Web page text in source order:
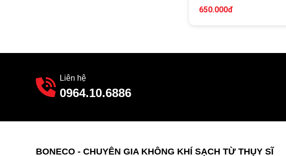
650.000đ
Liên hệ
0964.10.6886
BONECO - CHUYÊN GIA KHÔNG KHÍ SẠCH TỪ THỤY SĨ